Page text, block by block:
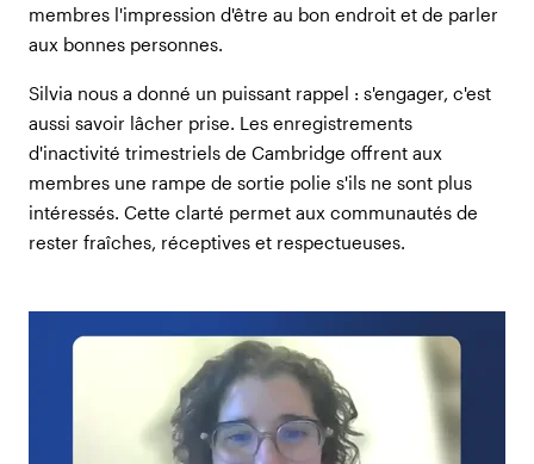
membres l'impression d'être au bon endroit et de parler
aux bonnes personnes.
Silvia nous a donné un puissant rappel : s'engager, c'est
aussi savoir lâcher prise. Les enregistrements
d'inactivité trimestriels de Cambridge offrent aux
membres une rampe de sortie polie s'ils ne sont plus
intéressés. Cette clarté permet aux communautés de
rester fraîches, réceptives et respectueuses.